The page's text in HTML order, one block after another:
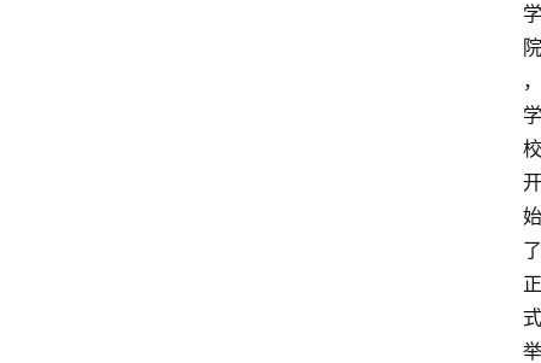
学
院
，
学
校
开
始
了
正
式
举